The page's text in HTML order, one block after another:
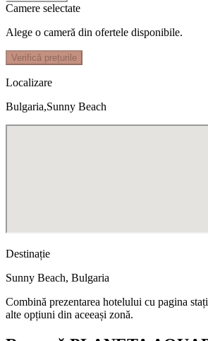
Camere selectate
Alege o cameră din ofertele disponibile.
Verifică prețurile
Localizare
Bulgaria,Sunny Beach
Destinație
Sunny Beach, Bulgaria
Combină prezentarea hotelului cu pagina
alte opțiuni din aceeași zonă.